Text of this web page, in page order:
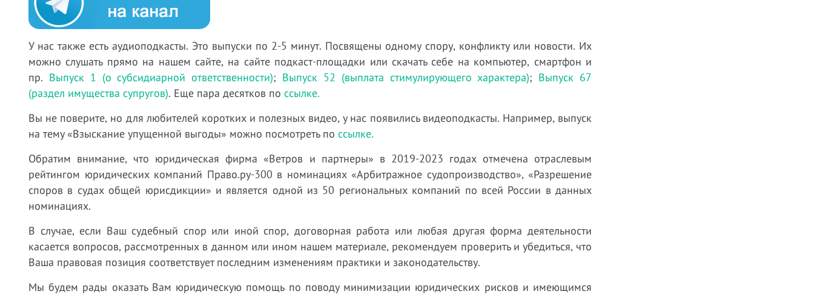
У нас также есть аудиоподкасты. Это выпуски по 2-5 минут. Посвящены одному спору, конфликту или новости. Их
можно слушать прямо на нашем сайте, на сайте подкаст-площадки или скачать себе на компьютер, смартфон и
пр. Выпуск 1 (о субсидиарной ответственности); Выпуск 52 (выплата стимулирующего характера); Выпуск 67
(раздел имущества супругов). Еще пара десятков по ссылке.
Вы не поверите, но для любителей коротких и полезных видео, у нас появились видеоподкасты. Например, выпуск
на тему «Взыскание упущенной выгоды» можно посмотреть по ссылке.
Обратим внимание, что юридическая фирма «Ветров и партнеры» в 2019-2023 годах отмечена отраслевым
рейтингом юридических компаний Право.ру-300 в номинациях «Арбитражное судопроизводство», «Разрешение
споров в судах общей юрисдикции» и является одной из 50 региональных компаний по всей России в данных
номинациях.
В случае, если Ваш судебный спор или иной спор, договорная работа или любая другая форма деятельности
касается вопросов, рассмотренных в данном или ином нашем материале, рекомендуем проверить и убедиться, что
Ваша правовая позиция соответствует последним изменениям практики и законодательству.
Мы будем рады оказать Вам юридическую помощь по поводу минимизации юридических рисков и имеющимся